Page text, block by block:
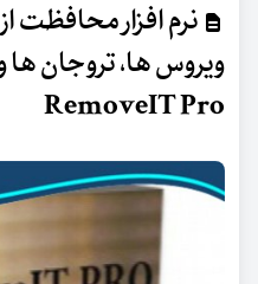
نرم افزار محافظت
ویروس ها، تروجان
RemoveIT Pro